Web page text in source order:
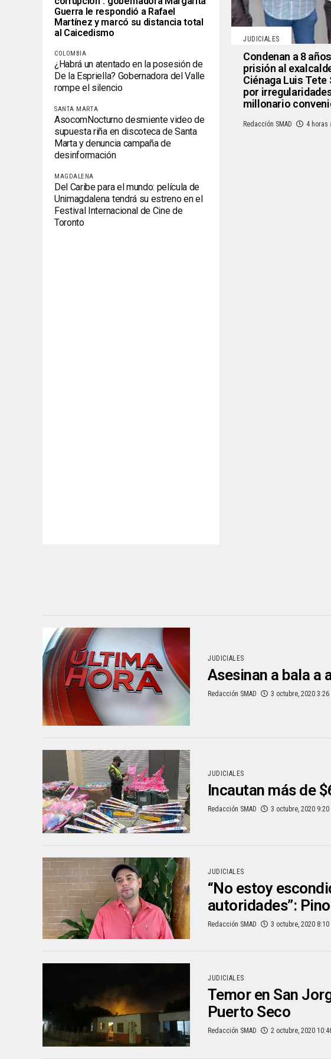
JUDICIALES
Condenan a 8
prisión al
Ciénaga Luis Tete
por
millonario
Redacción SMAD 4 horas
Guerra le respondió a Rafael
Martínez y marcó su distancia total
al Caicedismo
COLOMBIA
¿Habrá un atentado en la posesión de
De la Espriella? Gobernadora del Valle
rompe el silencio
SANTA MARTA
AsocomNocturno desmiente video de
supuesta riña en discoteca de Santa
Marta y denuncia campaña de
desinformación
MAGDALENA
Del Caribe para el mundo: película de
Unimagdalena tendrá su estreno en el
Festival Internacional de Cine de
Toronto
JUDICIALES
Asesinan a bala a
Redacción SMAD 3 octubre, 2020 3:26
JUDICIALES
Incautan más de
Redacción SMAD 3 octubre, 2020 9:20
JUDICIALES
“No estoy
autoridades”:
Redacción SMAD 3 octubre, 2020 8:10
JUDICIALES
Temor en San
Puerto Seco
Redacción SMAD 2 octubre, 2020